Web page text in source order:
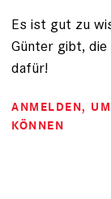
Es ist gut zu
Günter gibt, die
dafür!
ANMELDEN,
KÖNNEN